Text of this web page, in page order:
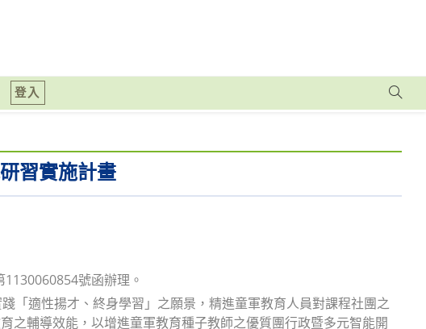
登入
習實施計畫
號函辦理。
「適性揚才、終身學習」之願景，精進童軍教育人員對課程社團之
之輔導效能，以增進童軍教育種子教師之優質團行政暨多元智能開